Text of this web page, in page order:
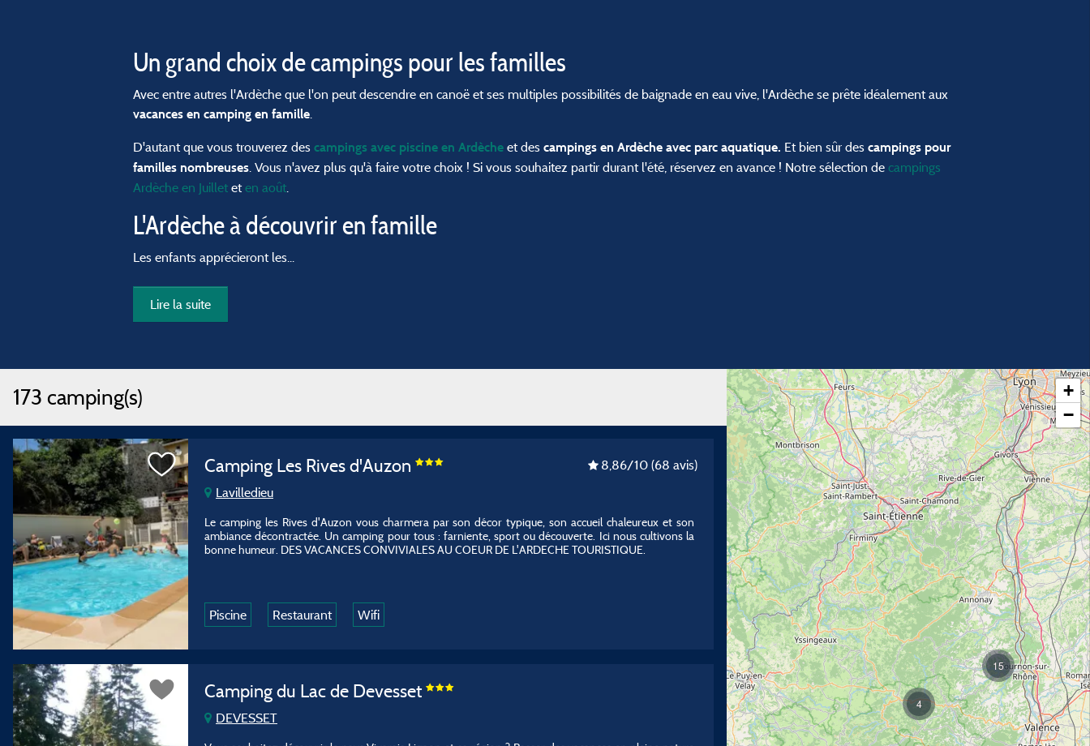
Un grand choix de campings pour les familles
Avec entre autres l'Ardèche que l'on peut descendre en canoë et ses multiples possibilités de baignade en eau vive, l'Ardèche se prête idéalement aux
vacances en camping en famille.
D'autant que vous trouverez des campings avec piscine en Ardèche et des campings en Ardèche avec parc aquatique. Et bien sûr des campings pour
familles nombreuses. Vous n'avez plus qu'à faire votre choix ! Si vous souhaitez partir durant l'été, réservez en avance ! Notre sélection de campings
Ardèche en Juillet eten août.
L'Ardèche à découvrir en famille
Les enfants apprécieront les...
Lire la suite
173 camping(s)
Camping Les Rives d'Auzon
Lavilledieu
8,86/10 (68 avis)
Le camping les Rives d'Auzon vous charmera par son décor typique, son accueil chaleureux et son
ambiance décontractée. Un camping pour tous : farniente, sport ou découverte. Ici nous cultivons la
bonne humeur. DES VACANCES CONVIVIALES AU COEUR DE L'ARDECHE TOURISTIQUE.
Piscine Restaurant Wifi
Camping du Lac de Devesset
DEVESSET
15
4
+
−